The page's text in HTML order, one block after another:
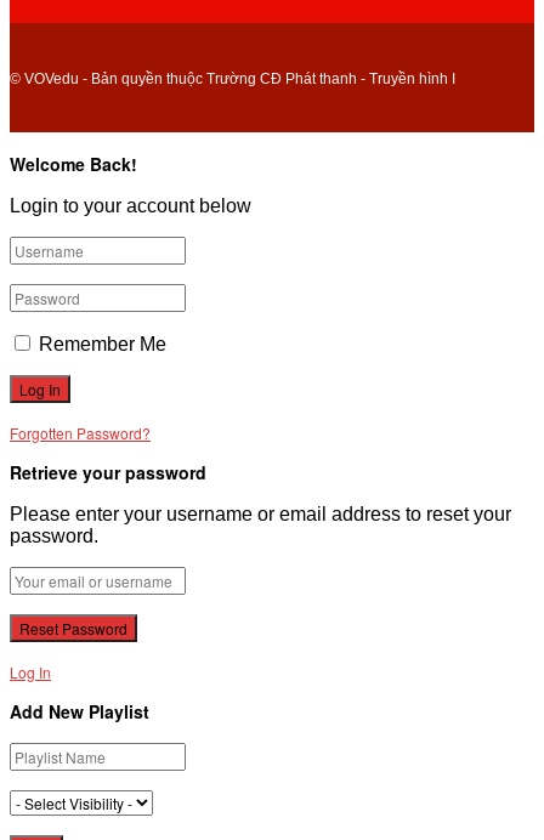
© VOVedu - Bản quyền thuộc Trường CĐ Phát thanh - Truyền hình I
Welcome Back!
Login to your account below
Remember Me
Forgotten Password?
Retrieve your password
Please enter your username or email address to reset your
password.
Log In
Add New Playlist